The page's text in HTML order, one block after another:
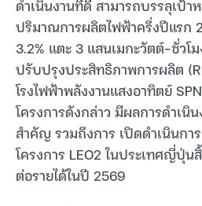
ดำเนินงานที่ดี สามารถบรรลุเป้า
ปริมาณการผลิตไฟฟ้าครึ่งปีแรก
3.2% แตะ 3 แสนเมกะวัตต์-ชั่วโ
ปรับปรุงประสิทธิภาพการผลิต
โรงไฟฟ้าพลังงานแสงอาทิตย์
โครงการดังกล่าว มีผลการดำเนิ
สำคัญ รวมถึงการ เปิดดำเนินกา
โครงการ LEO2 ในประเทศญี่ปุ่
ต่อรายได้ในปี 2569